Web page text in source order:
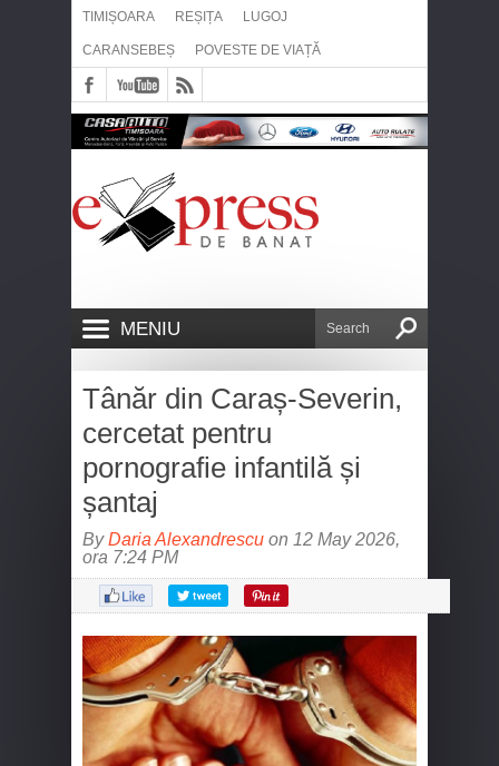
TIMIȘOARA REȘIȚA LUGOJ
CARANSEBEȘ POVESTE DE VIAȚĂ
MENIU
Tânăr din Caraș-Severin,
cercetat pentru
pornografie infantilă și
șantaj
ByDaria Alexandrescu on 12 May 2026,
ora 7:24 PM